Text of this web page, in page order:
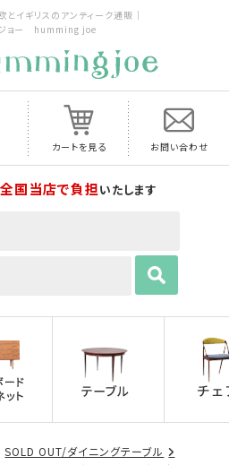
とイギリスのアンティーク通販｜
ジョー humming joe
カートを見る お問い合わせ
国当店で負担いたします
SOLD OUT/ダイニングテーブル